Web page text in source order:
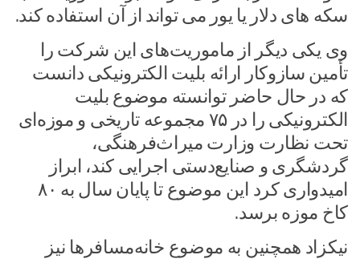
سکه های دلار یا یور می تواند از آن استفاده کند.
وی یکی دیگر از ماموریت‌های این شرکت را
تأمین سازوکار ارائه بلیت الکترونیکی دانست
که در حال حاضر توانسته‌ موضوع بلیت
الکترونیکی را در ۷۵ مجموعه تاریخی و موزه‌ای
تحت نظارت وزارت میراث‌فرهنگی،
گردشگری و صنایع‌دستی اجرایی کند، ابراز
امیدواری کرد این موضوع تا پایان سال به ۸۰
کاخ موزه برسد.
نیکزاد همچنین به موضوع خانه‌مسافرها نیز